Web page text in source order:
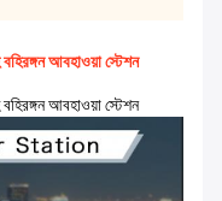
আবহাওয়া স্টেশন
আবহাওয়া স্টেশন